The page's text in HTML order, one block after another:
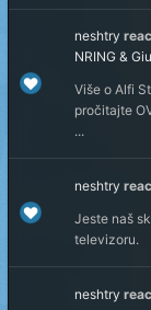
neshtry
NRING &
Više o Alfi
pročitajte
...
neshtry
Jeste naš
televizoru.
neshtry